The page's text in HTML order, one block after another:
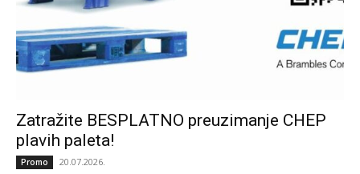
Zatražite BESPLATNO preuzimanje CHEP
plavih paleta!
Promo 20.07.2026.